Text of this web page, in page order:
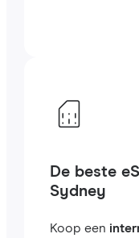
De beste
Sydney
Koop een